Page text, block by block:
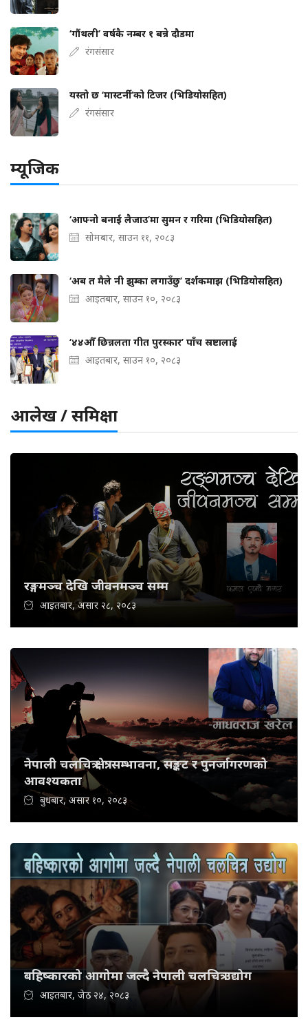
‘गौंथली’ वर्षकै नम्बर १ बन्ने दौडमा
रंगसंसार
यस्तो छ ‘मास्टर्नी’को टिजर (भिडियोसहित)
रंगसंसार
म्यूजिक
‘आफ्नो बनाई लैजाउ’मा सुमन र गरिमा (भिडियोसहित)
सोमबार, साउन ११, २०८३
‘अब त मैले नी झुम्का लगाउँछु’ दर्शकमाझ (भिडियोसहित)
आइतबार, साउन १०, २०८३
‘४४औँ छिन्नलता गीत पुरस्कार’ पाँच स्रष्टालाई
आइतबार, साउन १०, २०८३
आलेख / समिक्षा
रङ्गमञ्च देखि जीवनमञ्च सम्म
आइतबार, असार २८, २०८३
नेपाली चलचित्र क्षेत्र: सम्भावना, सङ्कट र पुनर्जागरणको
आवश्यकता
बुधबार, असार १०, २०८३
बहिष्कारको आगोमा जल्दै नेपाली चलचित्र उद्योग
आइतबार, जेठ २४, २०८३